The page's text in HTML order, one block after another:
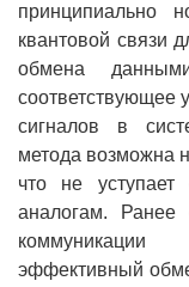
принципиально
квантовой связи
обмена
соответствующее
сигналов в
метода возможна
что не
аналогам. Ранее
эффективный